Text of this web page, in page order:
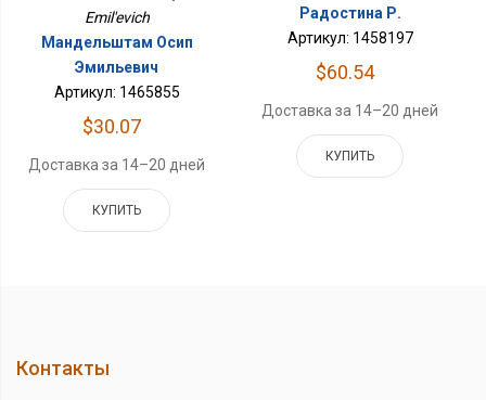
Emil'evich
Мандельштам Осип
Эмильевич
Артикул: 1465855
$30.07
Доставка за 14–20 дней
КУПИТЬ
Радостина Р.
Артикул: 1458197
$60.54
Доставка за 14–20 дней
КУПИТЬ
Контакты